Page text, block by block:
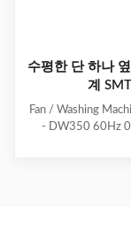
수평한 단 하나
계
Fan / Washing
- DW350 60Hz
the necessary